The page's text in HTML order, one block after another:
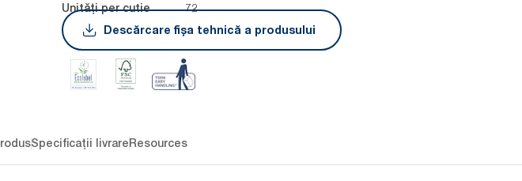
Unități per cutie
72
Descărcare fișa tehnică a produsului
Specificații livrareResources